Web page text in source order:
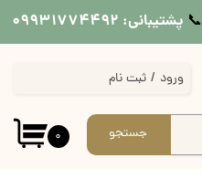
📞​​​​​​​ پشتیبانی: ۰۹۹۳۱۷۷۴۴۹۲
۰ جستجو
ورود / ثبت نام